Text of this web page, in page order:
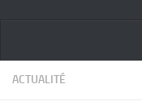
ACTUALITÉ
ACTUALITÉ